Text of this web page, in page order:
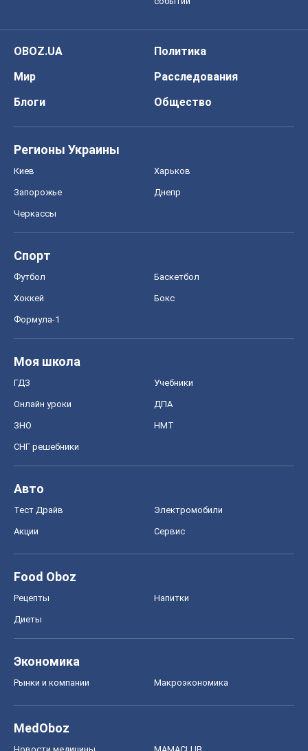
OBOZ.UA
Политика
Мир
Расследования
Блоги
Общество
Регионы Украины
Киев Харьков
Запорожье Днепр
Черкассы
Спорт
Футбол Баскетбол
Хоккей Бокс
Формула-1
Моя школа
ГДЗ Учебники
Онлайн уроки ДПА
ЗНО НМТ
СНГ решебники
Авто
Тест Драйв Электромобили
Акции Сервис
Food Oboz
Рецепты Напитки
Диеты
Экономика
Рынки и компании Mакроэкономика
MedOboz